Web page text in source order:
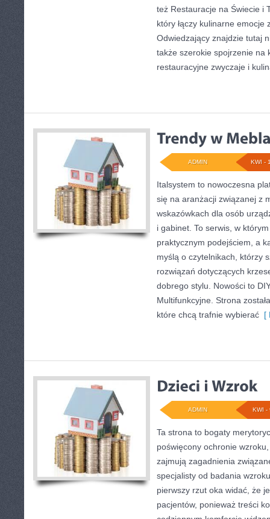
też Restauracje na Świecie i
który łączy kulinarne emocje
Odwiedzający znajdzie tutaj
także szerokie spojrzenie na
restauracyjne zwyczaje i
KWI -
ADMIN
Italsystem to nowoczesna
się na aranżacji związanej z
wskazówkach dla osób
i gabinet. To serwis, w
praktycznym podejściem, a
myślą o czytelnikach, którzy
rozwiązań dotyczących
dobrego stylu. Nowości to
Multifunkcyjne. Strona
które chcą trafnie wybierać [
KWI -
ADMIN
Ta strona to bogaty
poświęcony ochronie
zajmują zagadnienia
specjalisty od badania
pierwszy rzut oka widać, że
pacjentów, ponieważ treści